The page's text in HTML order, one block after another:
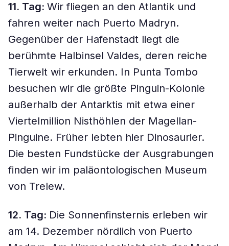
11. Tag: Wir fliegen an den Atlantik und
fahren weiter nach Puerto Madryn.
Gegenüber der Hafenstadt liegt die
berühmte Halbinsel Valdes, deren reiche
Tierwelt wir erkunden. In Punta Tombo
besuchen wir die größte Pinguin-Kolonie
außerhalb der Antarktis mit etwa einer
Viertelmillion Nisthöhlen der Magellan-
Pinguine. Früher lebten hier Dinosaurier.
Die besten Fundstücke der Ausgrabungen
finden wir im paläontologischen Museum
von Trelew.
12. Tag: Die Sonnenfinsternis erleben wir
am 14. Dezember nördlich von Puerto